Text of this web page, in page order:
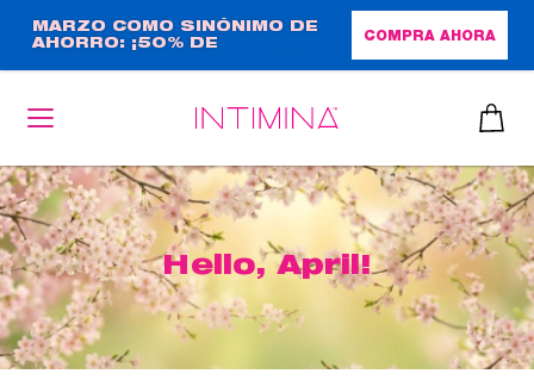
contenido
principal
MARZO COMO SINÓNIMO DE
AHORRO: ¡50% DE
TAMAÑO NORMAL!
COMPRA AHORA
Hello, April!